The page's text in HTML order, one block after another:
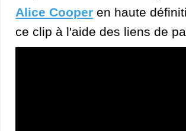
Alice Cooper en haute
ce clip à l'aide des liens de